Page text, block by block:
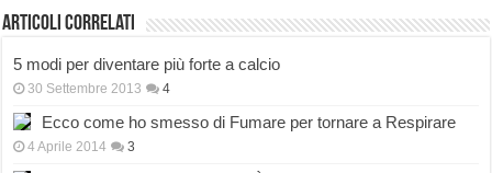
Articoli correlati
5 modi per diventare più forte a calcio
30 Settembre 2013 4
Ecco come ho smesso di Fumare per tornare a Respirare
4 Aprile 2014 3